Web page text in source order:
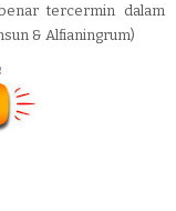
tercermin dalam
& Alfianingrum)